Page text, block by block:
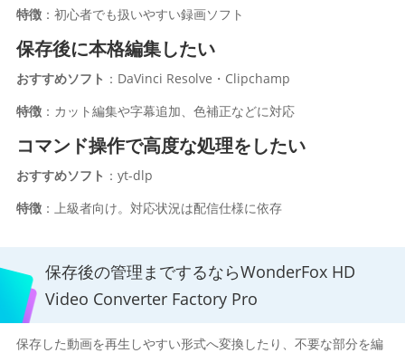
特徴：初心者でも扱いやすい録画ソフト
保存後に本格編集したい
おすすめソフト ：DaVinci Resolve・Clipchamp
特徴：カット編集や字幕追加、色補正などに対応
コマンド操作で高度な処理をしたい
おすすめソフト ：yt-dlp
特徴：上級者向け。対応状況は配信仕様に依存
保存後の管理までするならWonderFox HD
Video Converter Factory Pro
保存した動画を再生しやすい形式へ変換したり、不要な部分を編